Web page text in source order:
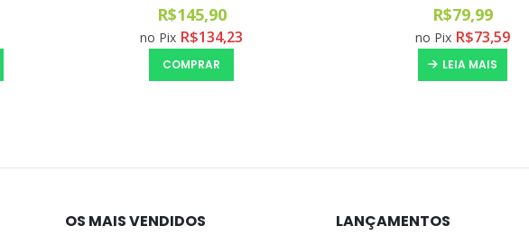
out of 5
R$79,99
no Pix R$73,59
LEIA MAIS
out of 5
R$31,28
no Pix R$28,78
LEIA MAIS
OS MAIS VENDIDOS LANÇAMENTOS